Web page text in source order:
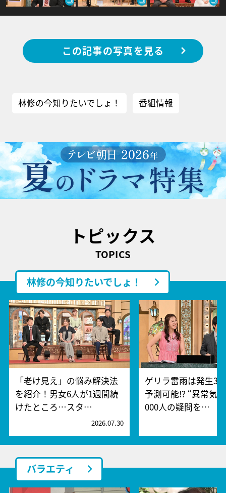
この記事の写真を見る
林修の今知りたいでしょ！ 番組情報
トピックス
TOPICS
林修の今知りたいでしょ！
「老け見え」の悩み解決法
を紹介！男女6人が1週間続
けたところ…スタ…
2026.07.30
ゲリラ雷雨は発生30
予測可能!? “異常気
000人の疑問を…
バラエティ